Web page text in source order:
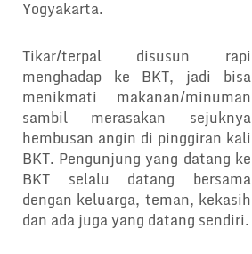
Yogyakarta.
Tikar/terpal disusun rapi
menghadap ke BKT, jadi bisa
menikmati makanan/minuman
sambil merasakan sejuknya
hembusan angin di pinggiran kali
BKT. Pengunjung yang datang ke
BKT selalu datang bersama
dengan keluarga, teman, kekasih
dan ada juga yang datang sendiri.